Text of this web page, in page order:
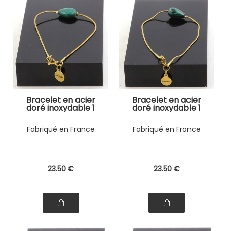
Bracelet en acier
doré inoxydable 1
Perle Malachite
poire 10x14 mm.
Fabriqué en France
23.50 €
Bracelet en acier
doré inoxydable 1
Perle Malachite
goutte 8x14 mm.
Fabriqué en France
23.50 €